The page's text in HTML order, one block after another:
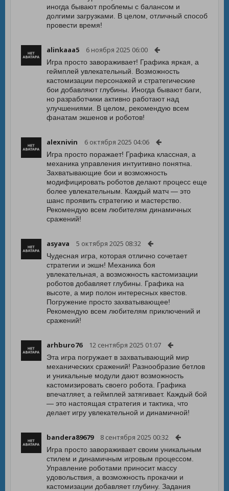
иногда бывают проблемы с балансом и
долгими загрузками. В целом, отличный способ
провести время!
alinkaaa5 6 ноября 2025 06:00
Игра просто завораживает! Графика яркая, а
геймплей увлекательный. Возможность
кастомизации персонажей и стратегические
бои добавляют глубины. Иногда бывают баги,
но разработчики активно работают над
улучшениями. В целом, рекомендую всем
фанатам экшенов и роботов!
alexnivin 6 октября 2025 04:06
Игра просто поражает! Графика классная, а
механика управления интуитивно понятна.
Захватывающие бои и возможность
модифицировать роботов делают процесс еще
более увлекательным. Каждый матч — это
шанс проявить стратегию и мастерство.
Рекомендую всем любителям динамичных
сражений!
asyava 5 октября 2025 08:32
Чудесная игра, которая отлично сочетает
стратегии и экшн! Механика боя
увлекательная, а возможность кастомизации
роботов добавляет глубины. Графика на
высоте, а мир полон интересных квестов.
Погружение просто захватывающее!
Рекомендую всем любителям приключений и
сражений!
arhburo76 12 сентября 2025 01:07
Эта игра погружает в захватывающий мир
механических сражений! Разнообразие бетлов
и уникальные модули дают возможность
кастомизировать своего робота. Графика
впечатляет, а геймплей затягивает. Каждый бой
— это настоящая стратегия и тактика, что
делает игру увлекательной и динамичной!
bandera89679 8 сентября 2025 00:32
Игра просто завораживает своим уникальным
стилем и динамичным игровым процессом.
Управление роботами приносит массу
удовольствия, а возможность прокачки и
кастомизации добавляет глубину. Задания